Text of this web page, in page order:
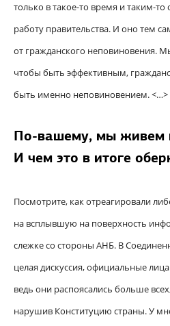
только в такое-то время и таким-
работу правительства. И оно тем
от гражданского неповиновения.
чтобы быть эффективным,
быть именно неповиновением. <…>
По-вашему, мы живем
И чем это в итоге
Посмотрите, как отреагировали
на всплывшую на поверхность
слежке со стороны АНБ. В
целая дискуссия, официальные
ведь они распоясались больше
нарушив Конституцию страны. У